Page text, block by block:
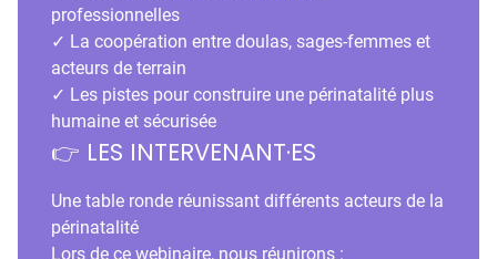
professionnelles
✓ La coopération entre doulas, sages-femmes et
acteurs de terrain
✓ Les pistes pour construire une périnatalité plus
humaine et sécurisée
👉 LES INTERVENANT·ES
Une table ronde réunissant différents acteurs de la
périnatalité
Lors de ce webinaire, nous réunirons :